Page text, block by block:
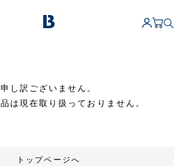
申し訳ございません。
は現在取り扱っておりません。
トップページへ